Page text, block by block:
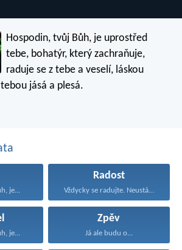
Hospodin, tvůj Bůh, je uprostřed
tebe, bohatýr, který zachraňuje,
raduje se z tebe a veselí, láskou
jásá a plesá.
je...
Radost
Vždycky se radujte. Neustále...
je...
Zpěv
Já ale budu o...